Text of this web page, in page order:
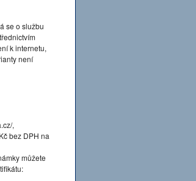
se o službu
k internetu,
není
,
bez DPH na
můžete